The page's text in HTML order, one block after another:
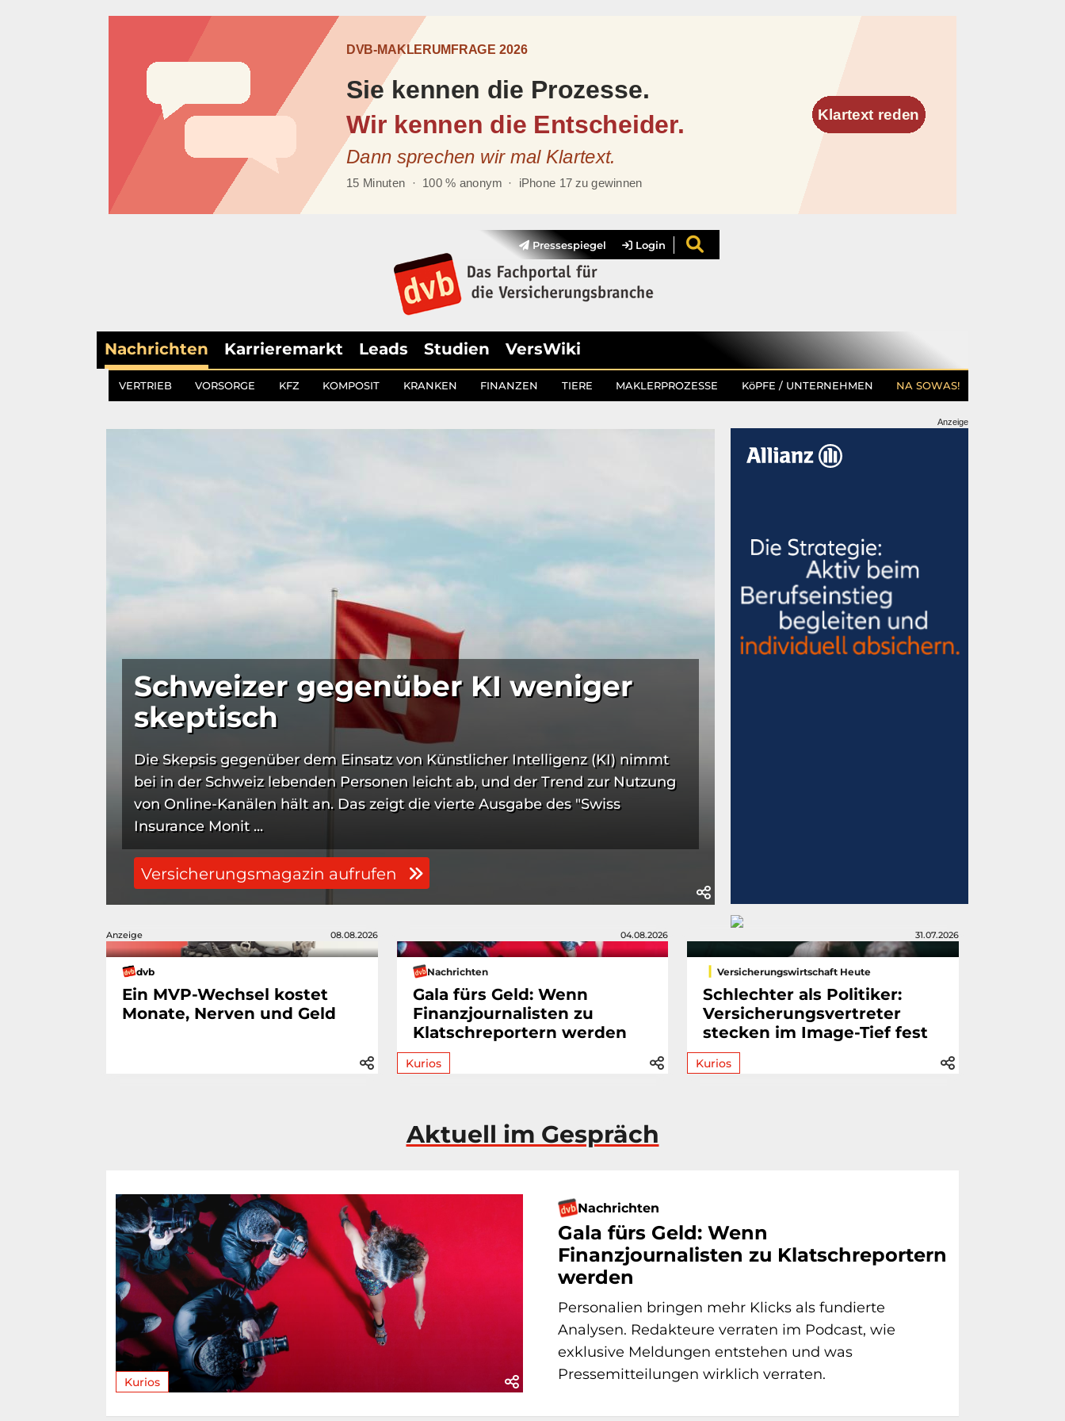
Pressespiegel Login
Nachrichten Karrieremarkt Leads Studien VersWiki
VERTRIEB VORSORGE KFZ KOMPOSIT KRANKEN FINANZEN TIERE MAKLERPROZESSE KöPFE / UNTERNEHMEN NA SOWAS!
Schweizer gegenüber KI weniger
skeptisch
Die Skepsis gegenüber dem Einsatz von Künstlicher Intelligenz (KI) nimmt
bei in der Schweiz lebenden Personen leicht ab, und der Trend zur Nutzung
von Online-Kanälen hält an. Das zeigt die vierte Ausgabe des "Swiss
Insurance Monit ...
Versicherungsmagazin aufrufen
Anzeige
Anzeige 08.08.2026
dvb
Ein MVP-Wechsel kostet
Monate, Nerven und Geld
04.08.2026
Nachrichten
Gala fürs Geld: Wenn
Finanzjournalisten zu
Klatschreportern werden
Kurios
31.07.2026
Versicherungswirtschaft Heute
Schlechter als Politiker:
Versicherungsvertreter
stecken im Image-Tief fest
Kurios
Aktuell im Gespräch
Kurios
Nachrichten
Gala fürs Geld: Wenn
Finanzjournalisten zu Klatschreportern
werden
Personalien bringen mehr Klicks als fundierte
Analysen. Redakteure verraten im Podcast, wie
exklusive Meldungen entstehen und was
Pressemitteilungen wirklich verraten.